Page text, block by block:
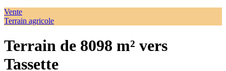
Vente
Terrain agricole
Terrain de 8098 m² vers
Tassette